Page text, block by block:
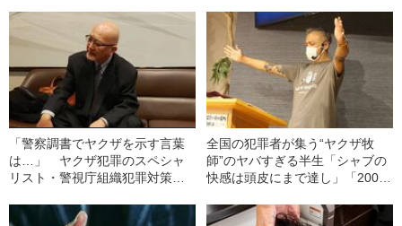
矢野睦会に。とにかく組に尽く
した」
「警察調書でヤクザを示す言葉
は…」 ヤクザ犯罪のスペシャ
リスト・警視庁組織犯罪対策四
の理由”
全国の犯罪者が集う“ヤクザ牧
師”のヤバすぎる半生「シャブの
快感は頭皮にまで達し」「200万